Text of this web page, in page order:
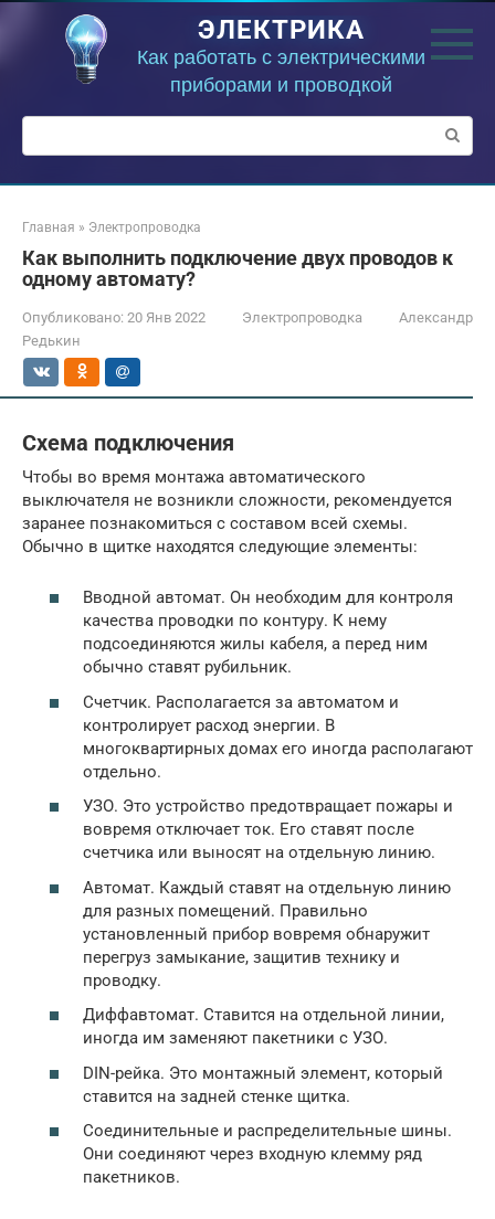
ЭЛЕКТРИКА
Как работать с электрическими
приборами и проводкой
Поиск:
Главная » Электропроводка
Как выполнить подключение двух проводов к
одному автомату?
Опубликовано: 20 Янв 2022 Электропроводка
Александр
Редькин
Схема подключения
Чтобы во время монтажа автоматического
выключателя не возникли сложности, рекомендуется
заранее познакомиться с составом всей схемы.
Обычно в щитке находятся следующие элементы:
Вводной автомат. Он необходим для контроля
качества проводки по контуру. К нему
подсоединяются жилы кабеля, а перед ним
обычно ставят рубильник.
Счетчик. Располагается за автоматом и
контролирует расход энергии. В
многоквартирных домах его иногда располагают
отдельно.
УЗО. Это устройство предотвращает пожары и
вовремя отключает ток. Его ставят после
счетчика или выносят на отдельную линию.
Автомат. Каждый ставят на отдельную линию
для разных помещений. Правильно
установленный прибор вовремя обнаружит
перегруз замыкание, защитив технику и
проводку.
Диффавтомат. Ставится на отдельной линии,
иногда им заменяют пакетники с УЗО.
DIN-рейка. Это монтажный элемент, который
ставится на задней стенке щитка.
Соединительные и распределительные шины.
Они соединяют через входную клемму ряд
пакетников.